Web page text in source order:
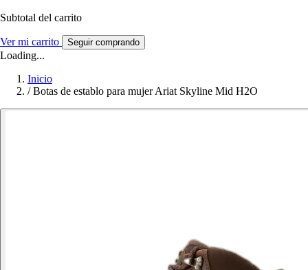
Subtotal del carrito
Ver mi carrito Seguir comprando
Loading...
Inicio
/ Botas de establo para mujer Ariat Skyline Mid H2O